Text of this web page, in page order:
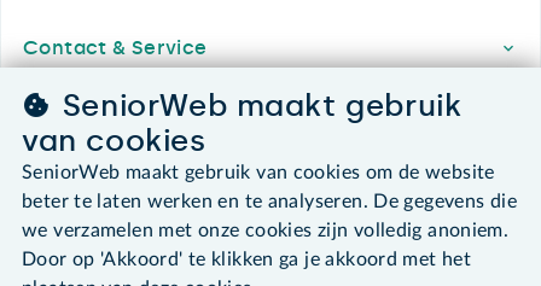
Contact & Service
Over SeniorWeb
SeniorWeb.
De computerhulp voor u.
030 - 276 99 65
SeniorWeb maakt gebruik
van cookies
SeniorWeb maakt gebruik van cookies om de website
beter te laten werken en te analyseren. De gegevens die
we verzamelen met onze cookies zijn volledig anoniem.
Door op 'Akkoord' te klikken ga je akkoord met het